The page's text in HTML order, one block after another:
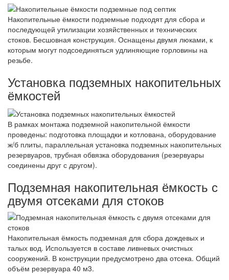
Накопительные ёмкости подземные подходят для сбора и
последующей утилизации хозяйственных и технических
стоков. Бесшовная конструкция. Оснащены двумя люками, к
которым могут подсоединяться удлиняющие горловины на
резьбе.
Установка подземных накопительных
ёмкостей
В рамках монтажа подземной накопительной ёмкости
проведены: подготовка площадки и котлована, оборудование
ж/б плиты, параллельная установка подземных накопительных
резервуаров, трубная обвязка оборудования (резервуары
соединены друг с другом).
Подземная накопительная ёмкость с
двумя отсеками для стоков
Накопительная ёмкость подземная для сбора дождевых и
талых вод. Используется в составе ливневых очистных
сооружений. В конструкции предусмотрено два отсека. Общий
объём резервуара 40 м3.